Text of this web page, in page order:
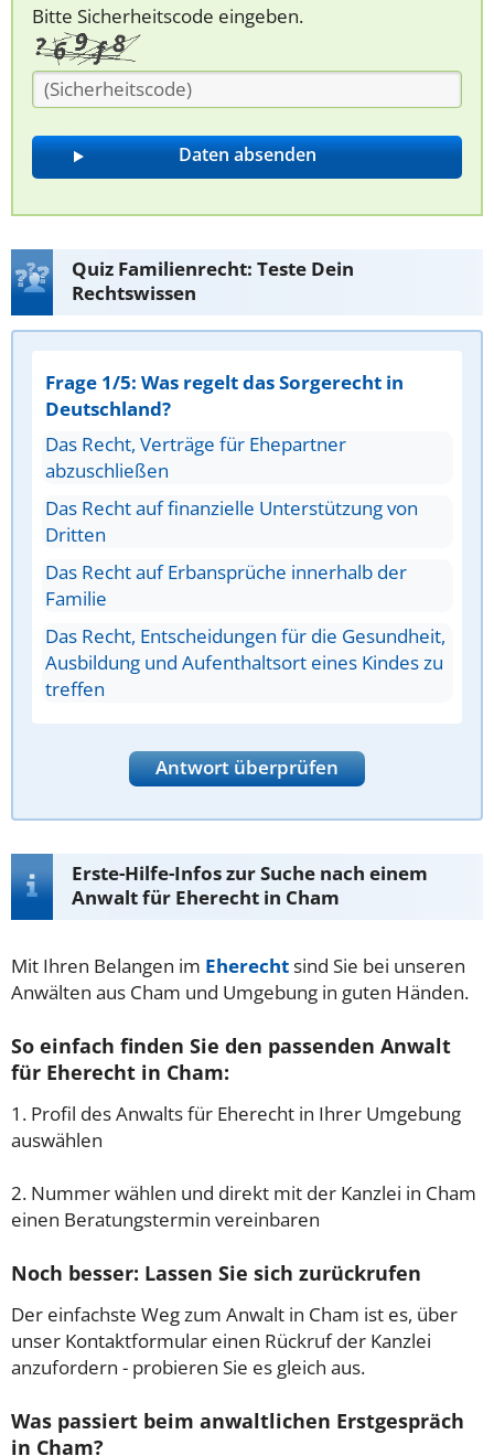
Bitte Sicherheitscode eingeben.
Quiz Familienrecht: Teste Dein
Rechtswissen
Frage 1/5: Was regelt das Sorgerecht in
Deutschland?
Das Recht, Verträge für Ehepartner
abzuschließen
Das Recht auf finanzielle Unterstützung von
Dritten
Das Recht auf Erbansprüche innerhalb der
Familie
Das Recht, Entscheidungen für die Gesundheit,
Ausbildung und Aufenthaltsort eines Kindes zu
treffen
Antwort überprüfen
Erste-Hilfe-Infos zur Suche nach einem
Anwalt für Eherecht in Cham
Mit Ihren Belangen im Eherechtsind Sie bei unseren
Anwälten aus Cham und Umgebung in guten Händen.
So einfach finden Sie den passenden Anwalt
für Eherecht in Cham:
1. Profil des Anwalts für Eherecht in Ihrer Umgebung
auswählen
2. Nummer wählen und direkt mit der Kanzlei in Cham
einen Beratungstermin vereinbaren
Noch besser: Lassen Sie sich zurückrufen
Der einfachste Weg zum Anwalt in Cham ist es, über
unser Kontaktformular einen Rückruf der Kanzlei
anzufordern - probieren Sie es gleich aus.
Was passiert beim anwaltlichen Erstgespräch
in Cham?